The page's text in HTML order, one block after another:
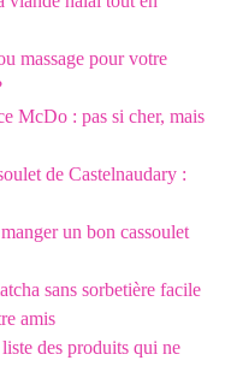
massage pour votre
McDo : pas si cher, mais
de Castelnaudary :
un bon cassoulet
sans sorbetière facile
amis
des produits qui ne